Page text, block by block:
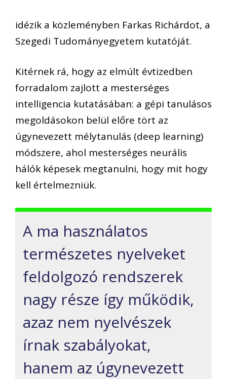
idézik a közleményben Farkas Richárdot, a
Szegedi Tudományegyetem kutatóját.
Kitérnek rá, hogy az elmúlt évtizedben
forradalom zajlott a mesterséges
intelligencia kutatásában: a gépi tanulásos
megoldásokon belül előre tört az
úgynevezett mélytanulás (deep learning)
módszere, ahol mesterséges neurális
hálók képesek megtanulni, hogy mit hogy
kell értelmezniük.
A ma használatos
természetes nyelveket
feldolgozó rendszerek
nagy része így működik,
azaz nem nyelvészek
írnak szabályokat,
hanem az úgynevezett